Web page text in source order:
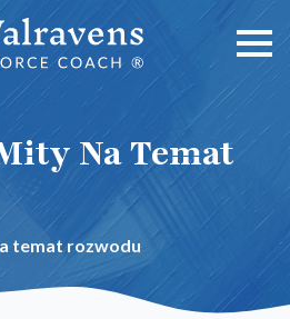
Na Temat
temat rozwodu